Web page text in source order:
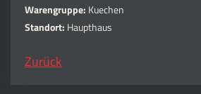
Warengruppe: Kuechen
Standort: Haupthaus
Zurück